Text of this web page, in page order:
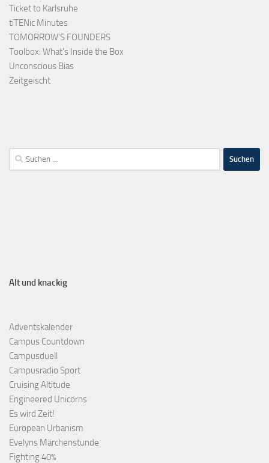
Ticket to Karlsruhe
tiTENic Minutes
TOMORROW'S FOUNDERS
Toolbox: What's Inside the Box
Unconscious Bias
Zeitgeischt
Alt und knackig
Adventskalender
Campus Countdown
Campusduell
Campusradio Sport
Cruising Altitude
Engineered Unicorns
Es wird Zeit!
European Urbanism
Evelyns Märchenstunde
Fighting 40%